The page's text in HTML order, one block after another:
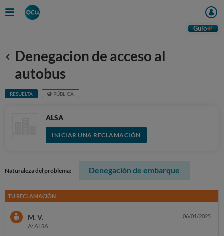
Guio
Anterior
Denegacion de acceso al
autobus
RESUELTA PÚBLICA
ALSA
INICIAR UNA RECLAMACIÓN
Naturaleza del problema: Denegación de embarque
TU RECLAMACIÓN
M. V.
A: ALSA
06/01/2025